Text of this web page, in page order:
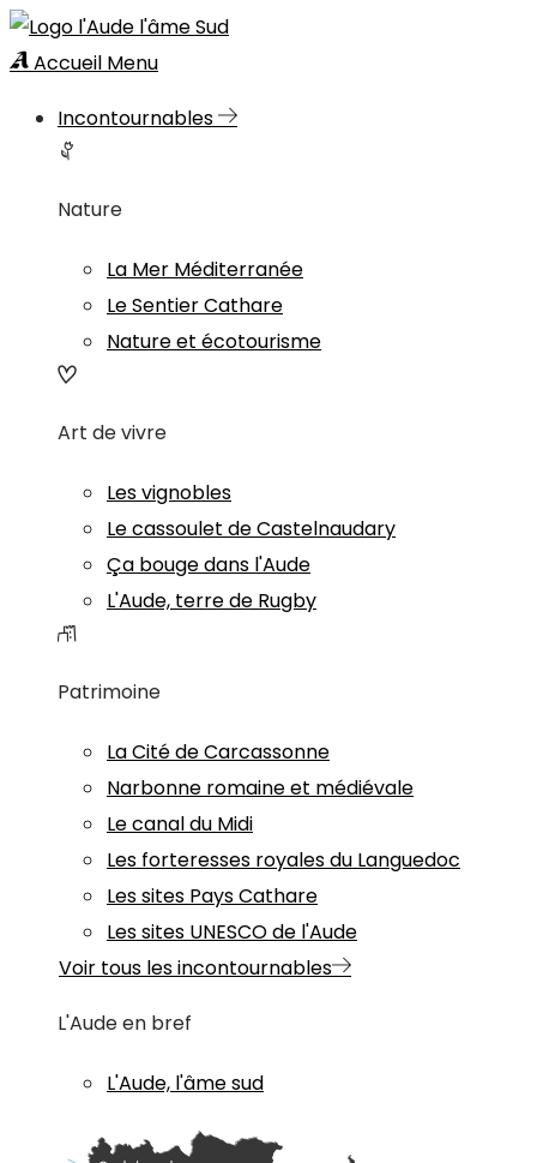
Accueil Menu
Incontournables
Nature
La Mer Méditerranée
Le Sentier Cathare
Nature et écotourisme
Art de vivre
Les vignobles
Le cassoulet de Castelnaudary
Ça bouge dans l'Aude
L'Aude, terre de Rugby
Patrimoine
La Cité de Carcassonne
Narbonne romaine et médiévale
Le canal du Midi
Les forteresses royales du Languedoc
Les sites Pays Cathare
Les sites UNESCO de l'Aude
Voir tous les incontournables
L'Aude en bref
L'Aude, l'âme sud